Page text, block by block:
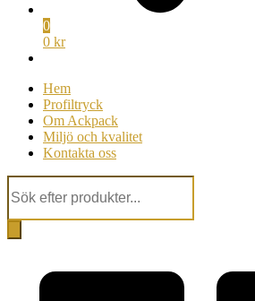
0
0 kr
Hem
Profiltryck
Om Ackpack
Miljö och kvalitet
Kontakta oss
Products
search